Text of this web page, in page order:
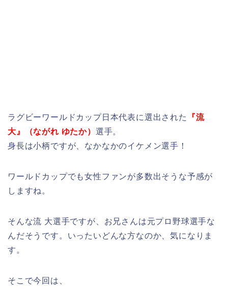
ラグビーワールドカップ日本代表に選出された
『流
大』（ながれ ゆたか） 選手。
身長は小柄ですが、なかなかのイケメン選手！
ワールドカップでも女性ファンが多数出そうな予感が
しますね。
そんな流 大選手ですが、お兄さんは元プロ野球選手な
んだそうです。いったいどんな方なのか、気になりま
す。
そこで今回は、